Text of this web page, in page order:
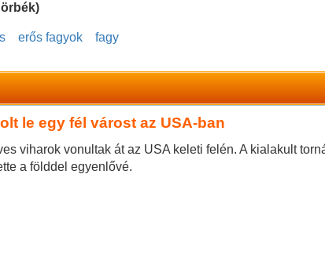
erős fagyok fagy
le egy fél várost az USA-ban
viharok vonultak át az USA keleti felén. A kialakult
a földdel egyenlővé.